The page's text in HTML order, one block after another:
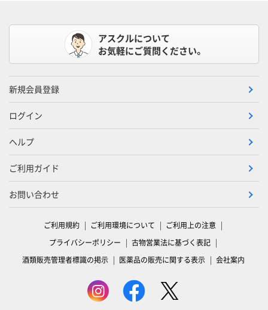
アスクルについて
お気軽にご質問ください。
新規会員登録
ログイン
ヘルプ
ご利用ガイド
お問い合わせ
ご利用規約 ご利用環境について
ご利用上の注意
プライバシーポリシー
古物営業法に基づく表記
酒類販売管理者標識の掲示
医薬品の販売に関する表示 会社案内